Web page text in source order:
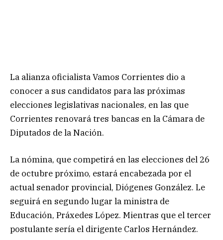
La alianza oficialista Vamos Corrientes dio a
conocer a sus candidatos para las próximas
elecciones legislativas nacionales, en las que
Corrientes renovará tres bancas en la Cámara de
Diputados de la Nación.
La nómina, que competirá en las elecciones del 26
de octubre próximo, estará encabezada por el
actual senador provincial, Diógenes González. Le
seguirá en segundo lugar la ministra de
Educación, Práxedes López. Mientras que el tercer
postulante sería el dirigente Carlos Hernández.